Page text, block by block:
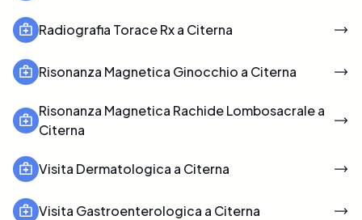
Radiografia Torace Rx a Citerna
Risonanza Magnetica Ginocchio a Citerna
Risonanza Magnetica Rachide Lombosacrale a
Citerna
Visita Dermatologica a Citerna
Visita Gastroenterologica a Citerna